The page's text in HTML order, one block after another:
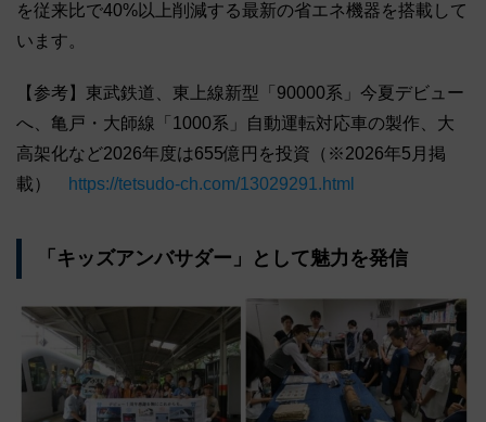
を従来比で40%以上削減する最新の省エネ機器を搭載して
います。
【参考】東武鉄道、東上線新型「90000系」今夏デビュー
へ、亀戸・大師線「1000系」自動運転対応車の製作、大
高架化など2026年度は655億円を投資（※2026年5月掲
載）
https://tetsudo-ch.com/13029291.html
「キッズアンバサダー」として魅力を発信